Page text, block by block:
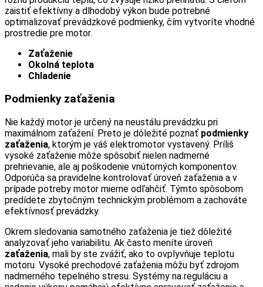
zaistiť efektívny a dlhodobý výkon bude potrebné
optimalizovať prevádzkové podmienky, čím vytvoríte vhodné
prostredie pre motor.
Zaťaženie
Okolná teplota
Chladenie
Podmienky zaťaženia
Nie každý motor je určený na neustálu prevádzku pri
maximálnom zaťažení. Preto je dôležité poznať podmienky
zaťaženia, ktorým je váš elektromotor vystavený. Príliš
vysoké zaťaženie môže spôsobiť nielen nadmerné
prehrievanie, ale aj poškodenie vnútorných komponentov.
Odporúča sa pravidelne kontrolovať úroveň zaťaženia a v
prípade potreby motor mierne odľahčiť. Týmto spôsobom
predídete zbytočným technickým problémom a zachováte
efektívnosť prevádzky.
Okrem sledovania samotného zaťaženia je tiež dôležité
analyzovať jeho variabilitu. Ak často meníte úroveň
zaťaženia, mali by ste zvážiť, ako to ovplyvňuje teplotu
motoru. Vysoké prechodové zaťaženia môžu byť zdrojom
nadmerného tepelného stresu. Systémy na reguláciu a